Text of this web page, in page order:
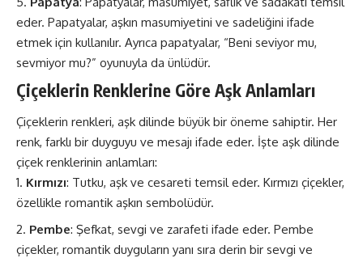
eder. Papatyalar, aşkın masumiyetini ve sadeliğini ifade
etmek için kullanılır. Ayrıca papatyalar, “Beni seviyor mu,
sevmiyor mu?” oyunuyla da ünlüdür.
Çiçeklerin Renklerine Göre Aşk Anlamları
Çiçeklerin renkleri, aşk dilinde büyük bir öneme sahiptir. Her
renk, farklı bir duyguyu ve mesajı ifade eder. İşte aşk dilinde
çiçek renklerinin anlamları:
Kırmızı: Tutku, aşk ve cesareti temsil eder. Kırmızı çiçekler,
özellikle romantik aşkın sembolüdür.
Pembe: Şefkat, sevgi ve zarafeti ifade eder. Pembe
çiçekler, romantik duyguların yanı sıra derin bir sevgi ve